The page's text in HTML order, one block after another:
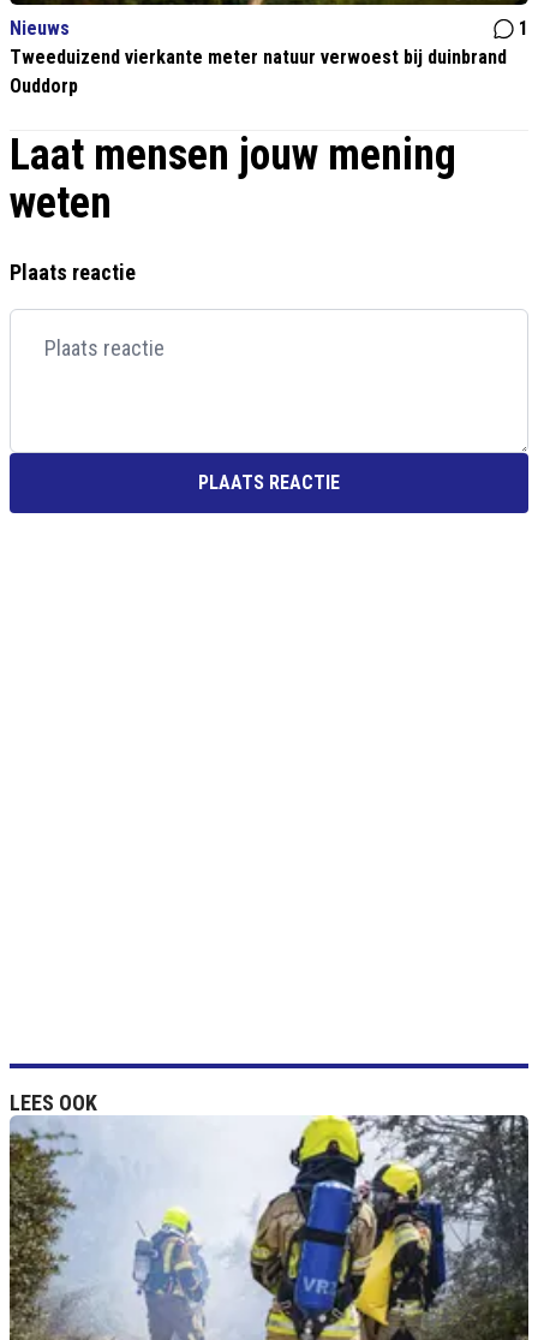
Nieuws
1
Tweeduizend vierkante meter natuur verwoest bij duinbrand
Ouddorp
Laat mensen jouw mening
weten
Plaats reactie
PLAATS REACTIE
LEES OOK